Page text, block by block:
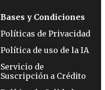
Bases y Condiciones
Políticas de Privacidad
Política de uso de la IA
Servicio de
Suscripción a Crédito